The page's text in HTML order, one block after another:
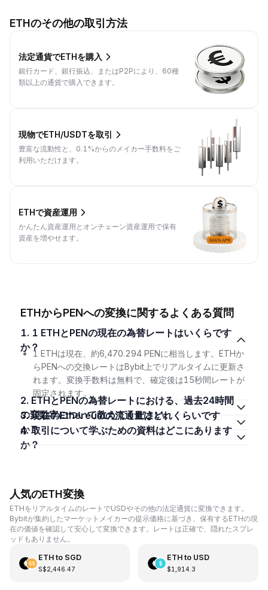
ETHのその他の取引方法
法定通貨でETHを購入
銀行カード、銀行振込、またはP2Pにより、60種
類以上の通貨で購入できます。
現物でETH/USDTを取引
豊富な流動性と、0.1%からのメイカー手数料をご
利用いただけます。
ETHで資産運用
かんたん資産運用とオンチェーン資産運用で保有
資産を増やせます。
ETHからPENへの変換に関するよくある質問
1. 1 ETHとPENの現在の為替レートはいくらです
か？
1 ETHは現在、約6,470.294 PENに相当します。ETHか
らPENへの交換レートはBybit上でリアルタイムに更新さ
れます。変換手数料は無料で、確定後は15秒間レートが
固定されます。
2. ETHとPENの為替レートにおける、過去24時間
の変動率について教えてください。
3. 現在のEthereumの流通量はどれくらいです
か？
4. 取引について学ぶための資料はどこにあります
か？
人気のETH変換
ETHをリアルタイムのレートでUSDやその他の法定通貨に変換できます。
Bybitが集約したマーケットメイカーの提示価格に基づき、保有するETHの現
在の価値を確認して安心して変換できます。レートは正確で、隠れたスプレ
ッドもありません。
ETHto SGD
S$2,446.47
ETHto USD
$1,914.3